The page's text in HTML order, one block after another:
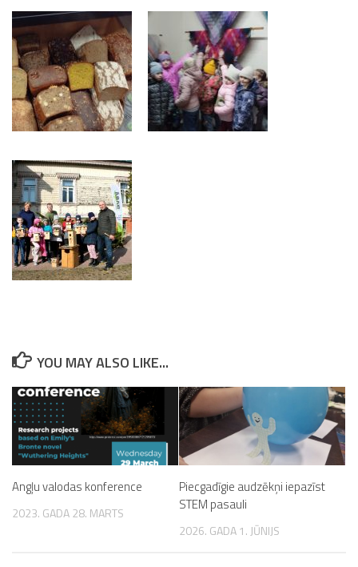
YOU MAY ALSO LIKE...
Angļu valodas konference
2023. GADA 28. MARTS
Piecgadīgie audzēkņi iepazīst
STEM pasauli
2026. GADA 1. JŪNIJS